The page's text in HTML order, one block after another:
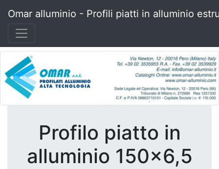
Omar alluminio - Profili piatti in alluminio
Profilo piatto in
alluminio 150x6,5